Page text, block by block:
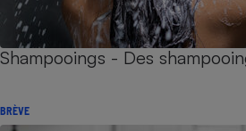
Shampooings - Des
BRÈVE